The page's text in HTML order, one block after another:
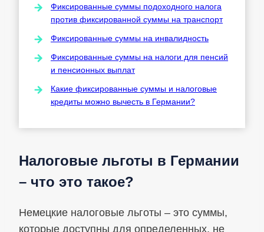
Фиксированные суммы подоходного налога
против фиксированной суммы на транспорт
Фиксированные суммы на инвалидность
Фиксированные суммы на налоги для пенсий
и пенсионных выплат
Какие фиксированные суммы и налоговые
кредиты можно вычесть в Германии?
Налоговые льготы в Германии
– что это такое?
Немецкие налоговые льготы – это суммы,
которые доступны для определенных, не